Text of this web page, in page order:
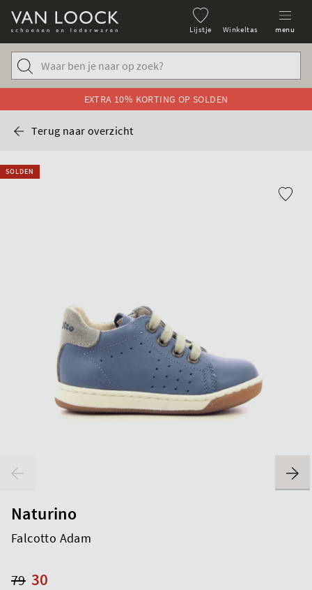
Lijstje Winkeltas menu
EXTRA 10% KORTING OP SOLDEN
Terug naar overzicht
SOLDEN
Naturino
Falcotto Adam
30
79